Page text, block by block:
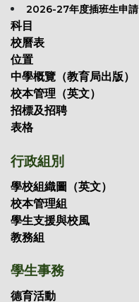
2026-27年度插班生申請
科目
校曆表
位置
中學概覽（教育局出版）
校本管理（英文）
招標及招聘
表格
行政組別
學校組織圖（英文）
校本管理組
學生支援與校風
教務組
學生事務
德育活動